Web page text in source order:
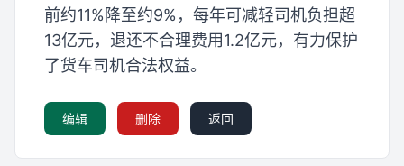
前约11%降至约9%，每年可减轻司机负担超
13亿元，退还不合理费用1.2亿元，有力保护
了货车司机合法权益。
编辑 删除 返回